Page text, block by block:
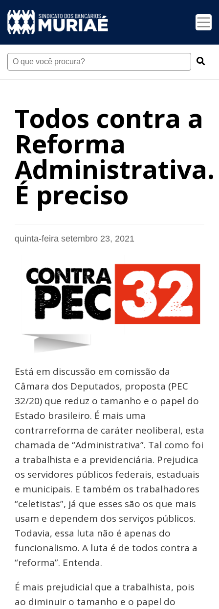
Todos contra a
Reforma
Administrativa.
É preciso
quinta-feira setembro 23, 2021
Está em discussão em comissão da
Câmara dos Deputados, proposta (PEC
32/20) que reduz o tamanho e o papel do
Estado brasileiro. É mais uma
contrarreforma de caráter neoliberal, esta
chamada de “Administrativa”. Tal como foi
a trabalhista e a previdenciária. Prejudica
os servidores públicos federais, estaduais
e municipais. E também os trabalhadores
“celetistas”, já que esses são os que mais
usam e dependem dos serviços públicos.
Todavia, essa luta não é apenas do
funcionalismo. A luta é de todos contra a
“reforma”. Entenda.
É mais prejudicial que a trabalhista, pois
ao diminuir o tamanho e o papel do